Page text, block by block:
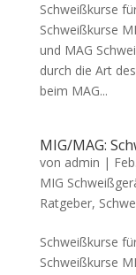
Schweißkurse
Schweißkurse
und MAG
durch die Art
beim MAG...
MIG/MAG:
von admin |
MIG
Ratgeber,
Schweißkurse
Schweißkurse